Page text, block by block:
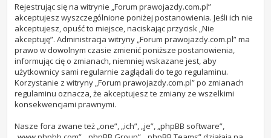
Rejestrując się na witrynie „Forum prawojazdy.com.pl”
akceptujesz wyszczególnione poniżej postanowienia. Jeśli ich nie
akceptujesz, opuść to miejsce, naciskając przycisk „Nie
akceptuję”. Administracja witryny „Forum prawojazdy.com.pl” ma
prawo w dowolnym czasie zmienić poniższe postanowienia,
informując cię o zmianach, niemniej wskazane jest, aby
użytkownicy sami regularnie zaglądali do tego regulaminu.
Korzystanie z witryny „Forum prawojazdy.com.pl” po zmianach
regulaminu oznacza, że akceptujesz te zmiany ze wszelkimi
konsekwencjami prawnymi.
Nasze fora zwane też „one”, „ich”, „je”, „phpBB software”,